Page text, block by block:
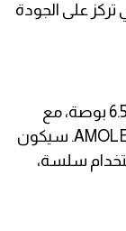
على الجودة
من المتوقع أن يكون حجم الشاشة حوالي 6.5 بوصة، مع
حواف رقيقة وشاشة من نوع OLED أو AMOLED. سيكون
سلسة،